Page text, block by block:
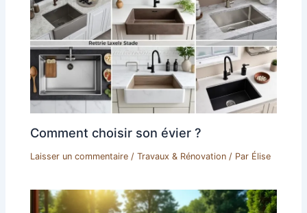
Comment choisir son évier ?
Laisser un commentaire /Travaux & Rénovation / Par Élise